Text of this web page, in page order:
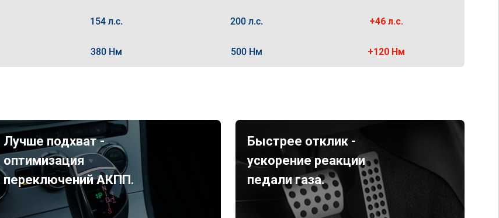
154 л.с. 200 л.с. +46 л.с.
380 Нм 500 Нм +120 Нм
Лучше подхват -
оптимизация
переключений АКПП.
Быстрее отклик -
ускорение реакции
педали газа.